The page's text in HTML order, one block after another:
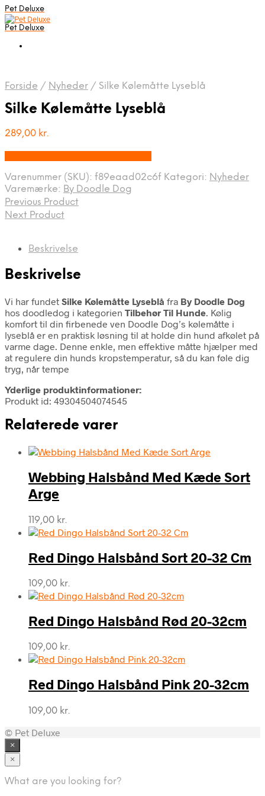
Pet Deluxe
Pet Deluxe
Forside / Nyheder / Silke Kølemåtte Lyseblå
Silke Kølemåtte Lyseblå
289,00 kr.
Varenummer (SKU): f89eaad02c6f Kategori: Nyheder
Varemærke: By Doodle Dog
Previous Product
Next Product
Beskrivelse
Beskrivelse
Vi har fundet Silke Kølemåtte Lyseblå fra By Doodle Dog
hos doodledog i kategorien Tilbehør Til Hunde. Kølig
komfort til din firbenede ven Doodle Dog’s kølemåtte i
lyseblå er en praktisk løsning til at holde din hund afkølet på
varme dage. Denne enkle, men effektive måtte hjælper med
at regulere din hunds kropstemperatur, så du kan føle dig
tryg, når tempe
Yderlige produktinformationer:
Produkt id: 49304504074545
Relaterede varer
Webbing Halsbånd Med Kæde Sort
Arge
119,00 kr.
Red Dingo Halsbånd Sort 20-32 Cm
109,00 kr.
Red Dingo Halsbånd Rød 20-32cm
109,00 kr.
Red Dingo Halsbånd Pink 20-32cm
109,00 kr.
© Pet Deluxe
×
×
What are you looking for?